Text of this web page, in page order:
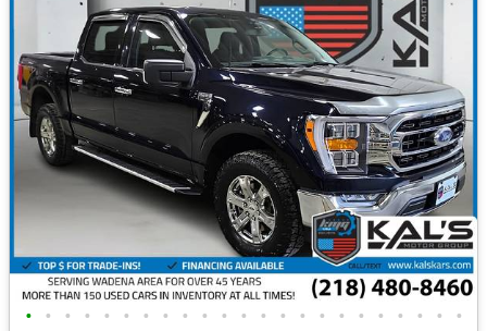
• • • • • • • • • • • • • • • • • • • • • • •